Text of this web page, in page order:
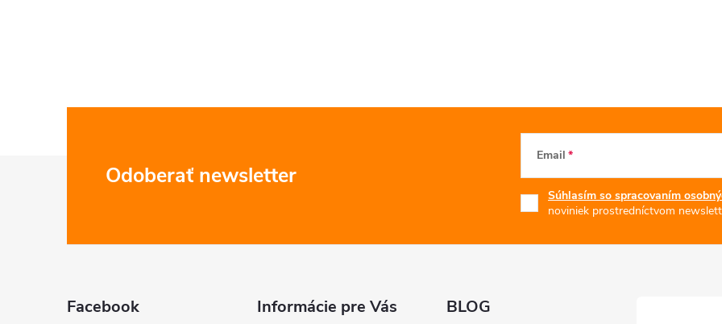
Odoberať newsletter
Email
Súhlasím so spracovaním
noviniek prostredníctvom
Facebook Informácie pre Vás BLOG